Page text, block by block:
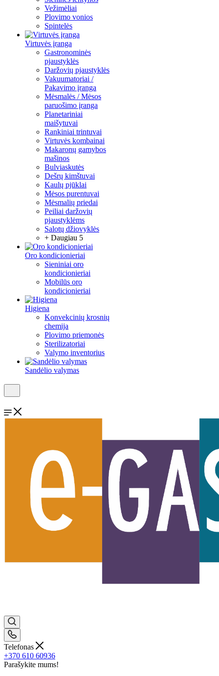
Vežimėliai
Plovimo vonios
Spintelės
Virtuvės įranga
Gastronominės
pjaustyklės
Daržovių pjaustyklės
Vakuumatoriai /
Pakavimo įranga
Mėsmalės / Mėsos
paruošimo įranga
Planetariniai
maišytuvai
Rankiniai trintuvai
Virtuvės kombainai
Makaronų gamybos
mašinos
Bulviaskutės
Dešrų kimštuvai
Kaulų pjūklai
Mėsos purentuvai
Mėsmalių priedai
Peiliai daržovių
pjaustyklėms
Salotų džiovyklės
+ Daugiau 5
Oro kondicionieriai
Sieniniai oro
kondicionieriai
Mobilūs oro
kondicionieriai
Higiena
Konvekcinių krosnių
chemija
Plovimo priemonės
Sterilizatoriai
Valymo inventorius
Sandėlio valymas
Telefonas
+370 610 60936
Parašykite mums!